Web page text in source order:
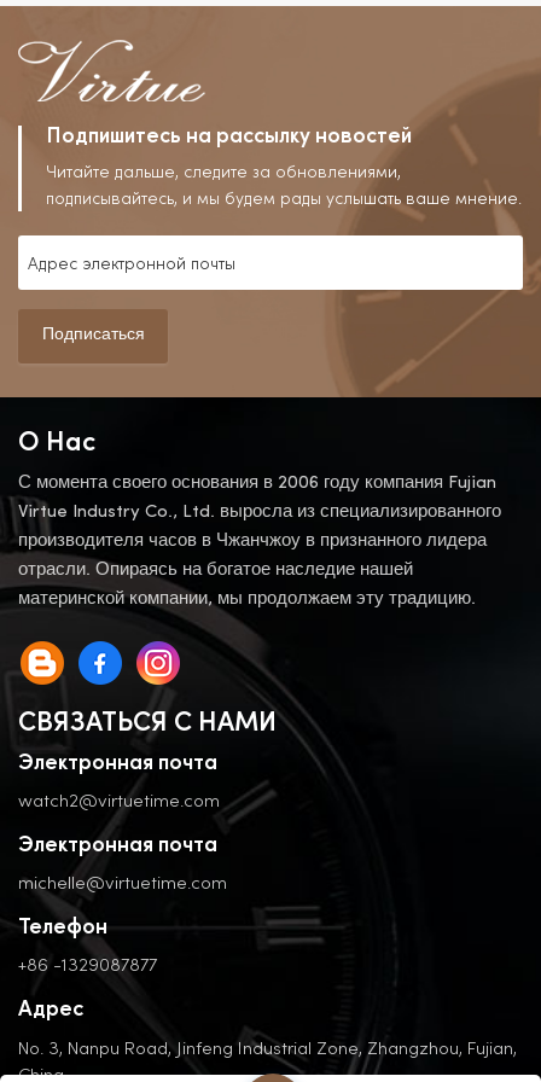
Подпишитесь на рассылку новостей
Читайте дальше, следите за обновлениями,
подписывайтесь, и мы будем рады услышать ваше мнение.
Подписаться
О Нас
С момента своего основания в 2006 году компания Fujian
Virtue Industry Co., Ltd. выросла из специализированного
производителя часов в Чжанчжоу в признанного лидера
отрасли. Опираясь на богатое наследие нашей
материнской компании, мы продолжаем эту традицию.
СВЯЗАТЬСЯ С НАМИ
Электронная почта
watch2@virtuetime.com
Электронная почта
michelle@virtuetime.com
Телефон
+86 -1329087877
Адрес
No. 3, Nanpu Road, Jinfeng Industrial Zone, Zhangzhou, Fujian,
China